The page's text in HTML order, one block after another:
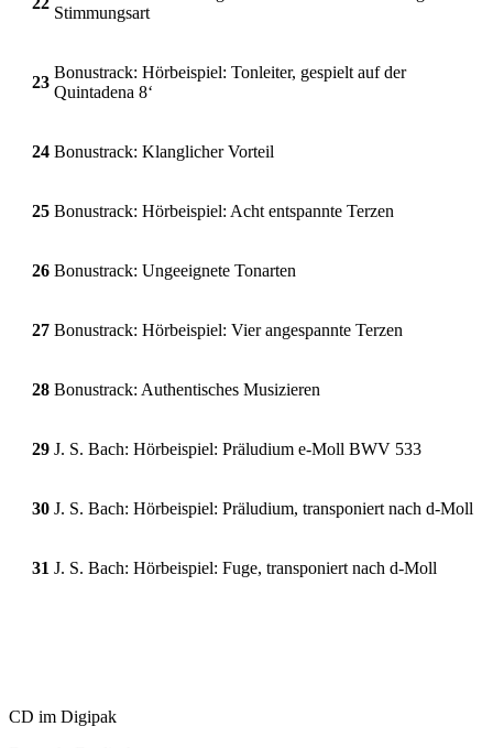
Stimmungsart
23
Bonustrack: Hörbeispiel: Tonleiter, gespielt auf der
Quintadena 8‘
24 Bonustrack: Klanglicher Vorteil
25 Bonustrack: Hörbeispiel: Acht entspannte Terzen
26 Bonustrack: Ungeeignete Tonarten
27 Bonustrack: Hörbeispiel: Vier angespannte Terzen
28 Bonustrack: Authentisches Musizieren
29 J. S. Bach: Hörbeispiel: Präludium e-Moll BWV 533
30 J. S. Bach: Hörbeispiel: Präludium, transponiert nach d-Moll
31 J. S. Bach: Hörbeispiel: Fuge, transponiert nach d-Moll
CD im Digipak